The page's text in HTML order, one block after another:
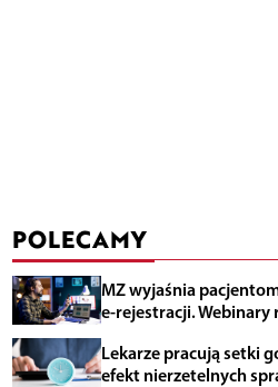
POLECAMY
MZ wyjaśnia
e-rejestracji. Webinary
Lekarze pracują setki
efekt nierzetelnych